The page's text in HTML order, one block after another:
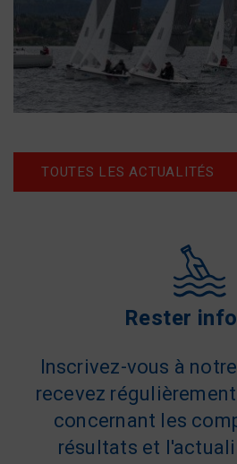
TOUTES LES ACTUALITÉS
Rester
Inscrivez-vous à
recevez
concernant les
résultats et